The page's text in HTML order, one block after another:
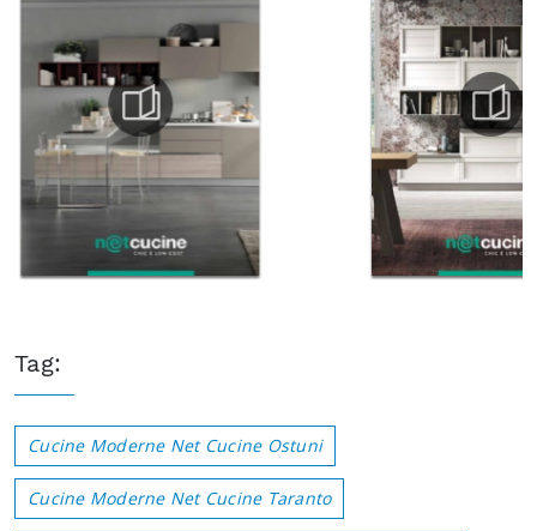
Tag:
Cucine Moderne Net Cucine Ostuni
Cucine Moderne Net Cucine Taranto